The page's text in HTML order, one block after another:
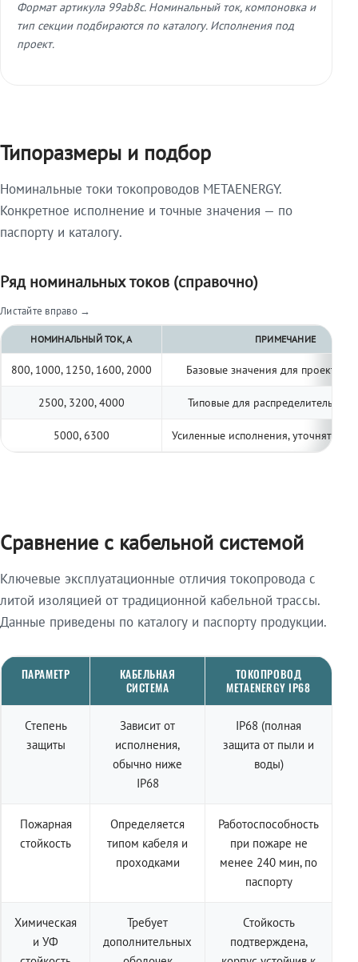
Формат артикула 99ab8c. Номинальный ток, компоновка и
тип секции подбираются по каталогу. Исполнения под
проект.
Типоразмеры и подбор
Номинальные токи токопроводов METAENERGY.
Конкретное исполнение и точные значения — по
паспорту и каталогу.
Ряд номинальных токов (справочно)
Листайте вправо →
НОМИНАЛЬНЫЙ ТОК, А ПРИМЕЧАНИЕ
800, 1000, 1250, 1600, 2000 Базовые значения для
2500, 3200, 4000 Типовые для распределительных
5000, 6300 Усиленные исполнения, уточнять по
Сравнение с кабельной системой
Ключевые эксплуатационные отличия токопровода с
литой изоляцией от традиционной кабельной трассы.
Данные приведены по каталогу и паспорту продукции.
ПАРАМЕТР
КАБЕЛЬНАЯ
СИСТЕМА
ТОКОПРОВОД
METAENERGY IP68
Степень
защиты
Зависит от
исполнения,
обычно ниже
IP68
IP68 (полная
защита от пыли и
воды)
Пожарная
стойкость
Определяется
типом кабеля и
проходками
Работоспособность
при пожаре не
менее 240 мин, по
паспорту
Химическая
и УФ
Требует
дополнительных
Стойкость
подтверждена,